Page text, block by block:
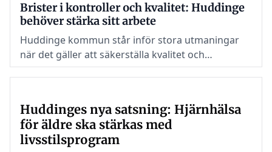
Brister i kontroller och kvalitet: Huddinge
behöver stärka sitt arbete
Huddinge kommun står inför stora utmaningar
när det gäller att säkerställa kvalitet och
effektivitet i sina verksamheter.
Huddinges nya satsning: Hjärnhälsa
för äldre ska stärkas med
livsstilsprogram